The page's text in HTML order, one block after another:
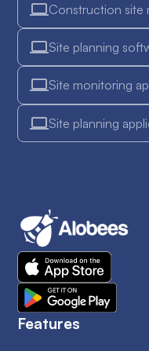
Construction site
Site planning
Site monitoring
Site planning
Features